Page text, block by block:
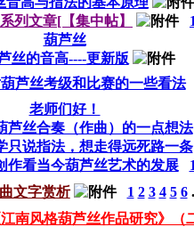
列文章[【集中帖】
葫芦丝
丝的音高----更新版
芦丝考级和比赛的一些看法
老师们好！
芦丝合奏（作曲）的一点想法
只说指法，想走得远死路一条
作看当今葫芦丝艺术的发展
文字赏析
1 2 3 4 5 6
南风格葫芦丝作品研究》（